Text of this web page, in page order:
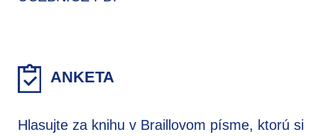
ANKETA
Hlasujte za knihu v Braillovom písme, ktorú si